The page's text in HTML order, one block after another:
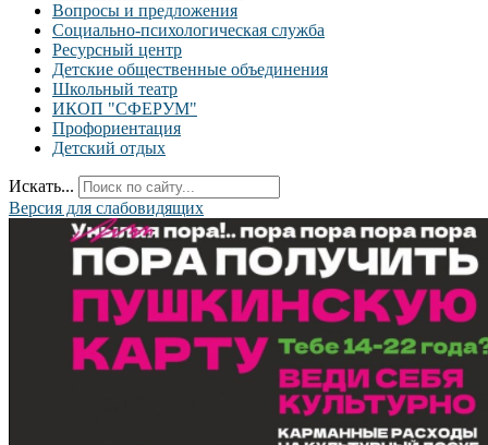
Вопросы и предложения
Социально-психологическая служба
Ресурсный центр
Детские общественные объединения
Школьный театр
ИКОП "СФЕРУМ"
Профориентация
Детский отдых
Искать...
Версия для слабовидящих